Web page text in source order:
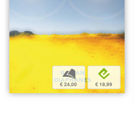
b
€ 24,00
e
€ 18,99